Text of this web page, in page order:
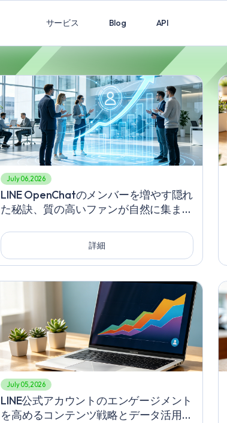
サービス Blog API
July 06, 2026
LINE OpenChatのメンバーを増やす隠れ
た秘訣、質の高いファンが自然に集まる
成長させる高効率運用ガイド
詳細
July 05, 2026
LINE公式アカウントのエンゲージメント
を高めるコンテンツ戦略とデータ活用